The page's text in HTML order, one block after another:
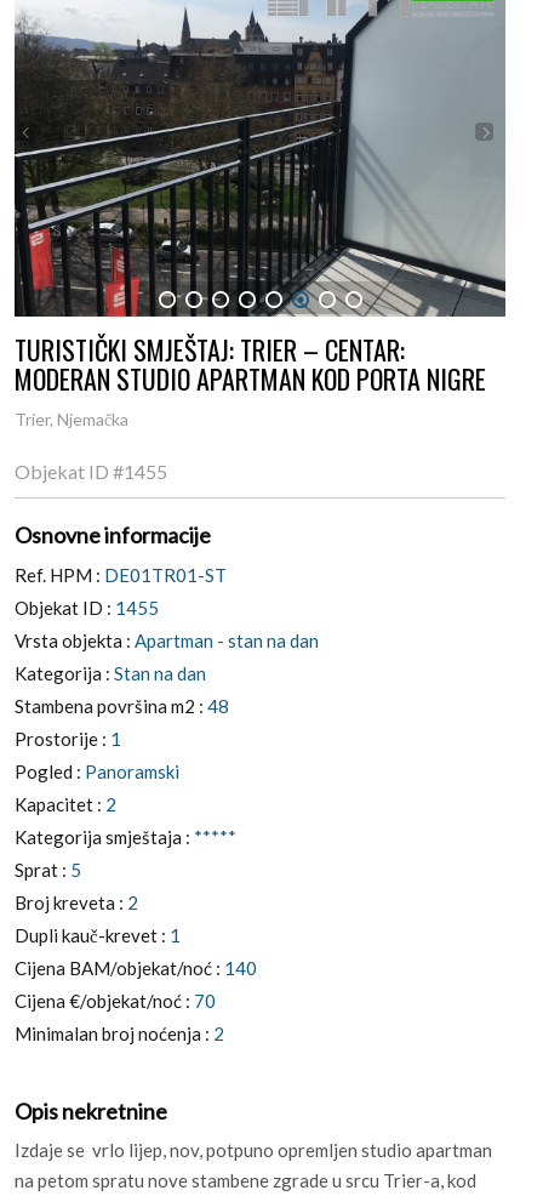
1 2 3 4 5 6 7 8
TURISTIČKI SMJEŠTAJ: TRIER – CENTAR:
MODERAN STUDIO APARTMAN KOD PORTA NIGRE
Trier, Njemačka
Objekat ID #1455
Osnovne informacije
Ref. HPM : DE01TR01-ST
Objekat ID : 1455
Vrsta objekta : Apartman - stan na dan
Kategorija : Stan na dan
Stambena površina m2 : 48
Prostorije : 1
Pogled : Panoramski
Kapacitet : 2
Kategorija smještaja : *****
Sprat : 5
Broj kreveta : 2
Dupli kauč-krevet : 1
Cijena BAM/objekat/noć : 140
Cijena €/objekat/noć : 70
Minimalan broj noćenja : 2
Opis nekretnine
Izdaje se vrlo lijep, nov, potpuno opremljen studio apartman
na petom spratu nove stambene zgrade u srcu Trier-a, kod